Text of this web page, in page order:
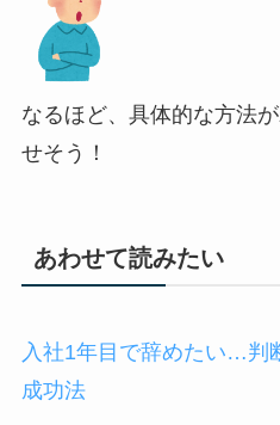
なるほど、具体的な方法
せそう！
あわせて読みたい
入社1年目で辞めたい…判
成功法